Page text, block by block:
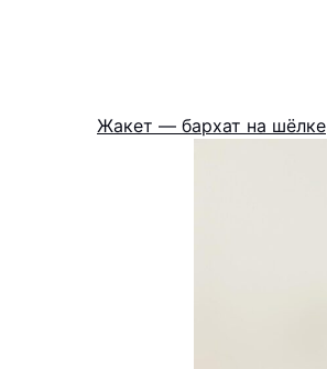
Жакет — бархат на шёлке